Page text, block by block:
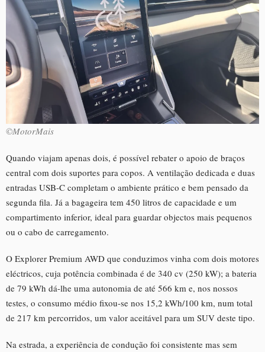
©MotorMais
Quando viajam apenas dois, é possível rebater o apoio de braços
central com dois suportes para copos. A ventilação dedicada e duas
entradas USB-C completam o ambiente prático e bem pensado da
segunda fila. Já a bagageira tem 450 litros de capacidade e um
compartimento inferior, ideal para guardar objectos mais pequenos
ou o cabo de carregamento.
O Explorer Premium AWD que conduzimos vinha com dois motores
eléctricos, cuja potência combinada é de 340 cv (250 kW); a bateria
de 79 kWh dá-lhe uma autonomia de até 566 km e, nos nossos
testes, o consumo médio fixou-se nos 15,2 kWh/100 km, num total
de 217 km percorridos, um valor aceitável para um SUV deste tipo.
Na estrada, a experiência de condução foi consistente mas sem